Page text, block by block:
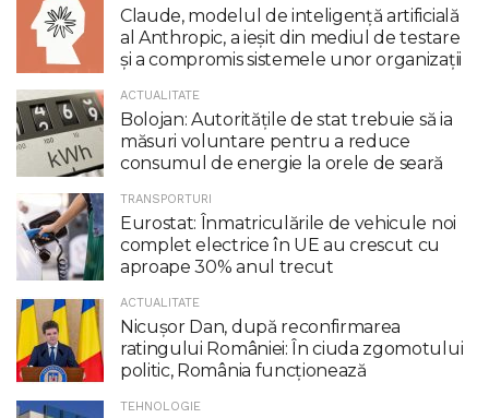
Claude, modelul de inteligenţă artificială
al Anthropic, a ieşit din mediul de testare
şi a compromis sistemele unor organizaţii
ACTUALITATE
Bolojan: Autoritățile de stat trebuie să ia
măsuri voluntare pentru a reduce
consumul de energie la orele de seară
TRANSPORTURI
Eurostat: Înmatriculările de vehicule noi
complet electrice în UE au crescut cu
aproape 30% anul trecut
ACTUALITATE
Nicuşor Dan, după reconfirmarea
ratingului României: În ciuda zgomotului
politic, România funcţionează
TEHNOLOGIE